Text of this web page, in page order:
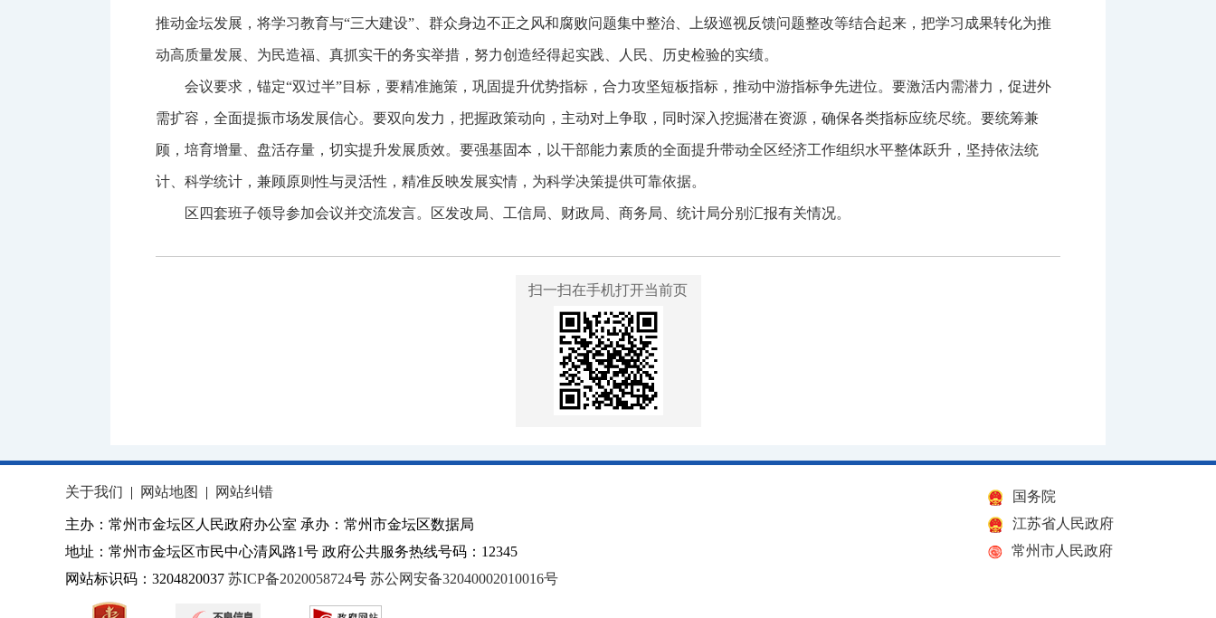
推动金坛发展，将学习教育与“三大建设”、群众身边不正之风和腐败问题集中整治、上级巡视反馈问题整改等结合起来，把学习成果转化为推
动高质量发展、为民造福、真抓实干的务实举措，努力创造经得起实践、人民、历史检验的实绩。
会议要求，锚定“双过半”目标，要精准施策，巩固提升优势指标，合力攻坚短板指标，推动中游指标争先进位。要激活内需潜力，促进外
需扩容，全面提振市场发展信心。要双向发力，把握政策动向，主动对上争取，同时深入挖掘潜在资源，确保各类指标应统尽统。要统筹兼
顾，培育增量、盘活存量，切实提升发展质效。要强基固本，以干部能力素质的全面提升带动全区经济工作组织水平整体跃升，坚持依法统
计、科学统计，兼顾原则性与灵活性，精准反映发展实情，为科学决策提供可靠依据。
区四套班子领导参加会议并交流发言。区发改局、工信局、财政局、商务局、统计局分别汇报有关情况。
扫一扫在手机打开当前页
关于我们 | 网站地图 | 网站纠错
主办：常州市金坛区人民政府办公室 承办：常州市金坛区数据局
地址：常州市金坛区市民中心清风路1号 政府公共服务热线号码：12345
网站标识码：3204820037 苏ICP备2020058724号 苏公网安备32040002010016号
国务院
江苏省人民政府
常州市人民政府